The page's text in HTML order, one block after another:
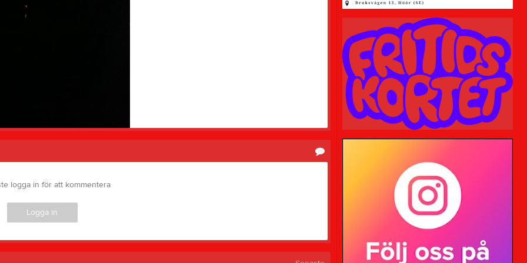
Sponsorer
Frågor och svar
Om klubben
Värdegrund
Försäkringar
Slipning
Dokument
Träningspolicy
Resepolicy
logga in för att kommentera
Logga in